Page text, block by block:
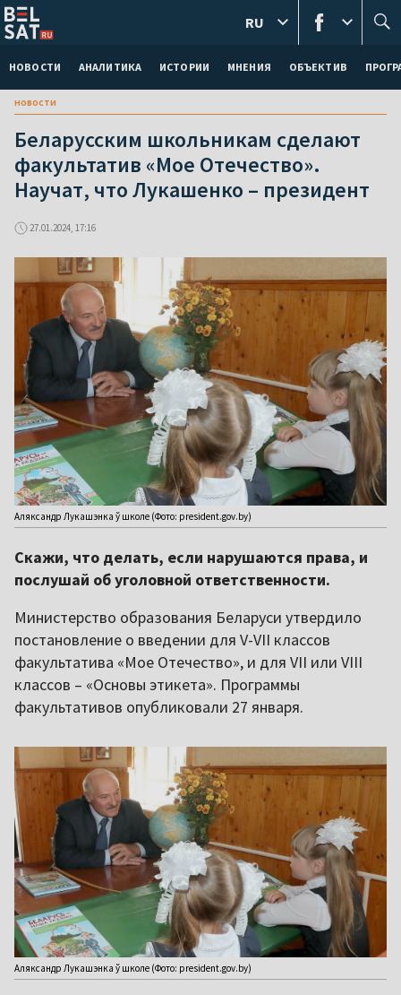
НОВОСТИ АНАЛИТИКА ИСТОРИИ МНЕНИЯ ОБЪЕКТИВ
RU
новости
Беларусским школьникам сделают
факультатив «Мое Отечество».
Научат, что Лукашенко – президент
27.01.2024, 17:16
Аляксандр Лукашэнка ў школе (Фото: president.gov.by)
Скажи, что делать, если нарушаются права, и
послушай об уголовной ответственности.
Министерство образования Беларуси утвердило
постановление о введении для V-VII классов
факультатива «Мое Отечество», и для VII или VIII
классов – «Основы этикета». Программы
факультативов опубликовали 27 января.
Аляксандр Лукашэнка ў школе (Фото: president.gov.by)